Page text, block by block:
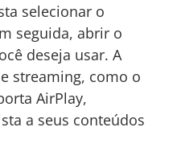
selecionar o
seguida, abrir o
deseja usar. A
streaming, como o
AirPlay,
a seus conteúdos